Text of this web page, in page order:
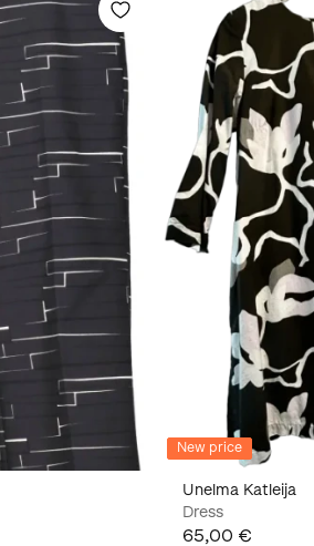
New price
Unelma Katleija
Dress
65,00 €